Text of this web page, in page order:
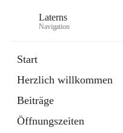
Laterns
Navigation
Start
Herzlich willkommen
Beiträge
Öffnungszeiten
11 Schnellzugriffe
Soziales